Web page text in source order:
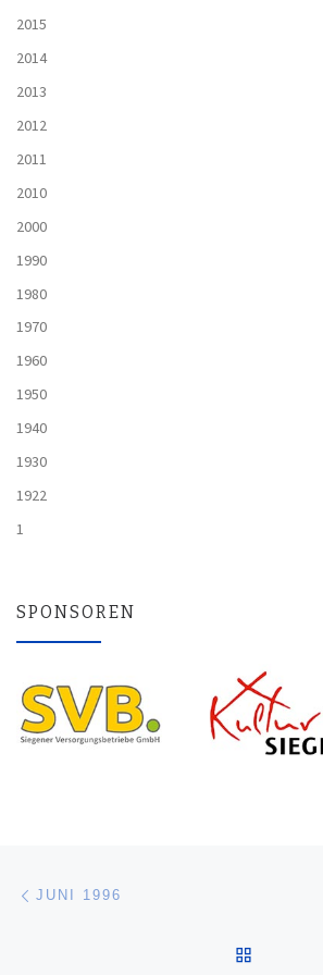
2015
2014
2013
2012
2011
2010
2000
1990
1980
1970
1960
1950
1940
1930
1922
1
SPONSOREN
Beitragsnavigation
JUNI 1996